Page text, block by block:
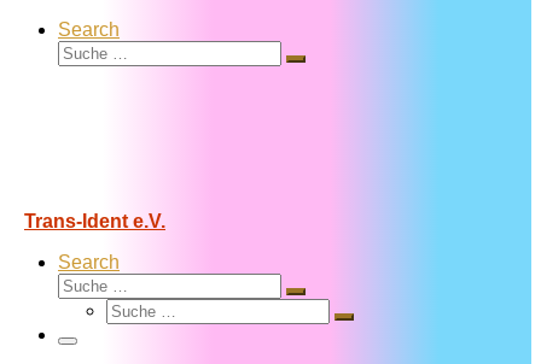
Search
Suche
Suche
Trans-Ident e.V.
Search
Suche
Suche
Suche
Suche
Menü